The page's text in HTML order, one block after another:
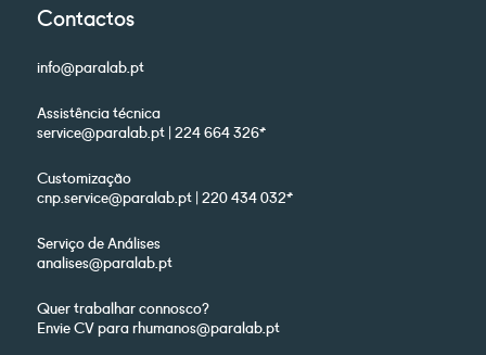
Contactos
info@paralab.pt
Assistência técnica
service@paralab.pt | 224 664 326*
Customização
cnp.service@paralab.pt | 220 434 032*
Serviço de Análises
analises@paralab.pt
Quer trabalhar connosco?
Envie CV para rhumanos@paralab.pt